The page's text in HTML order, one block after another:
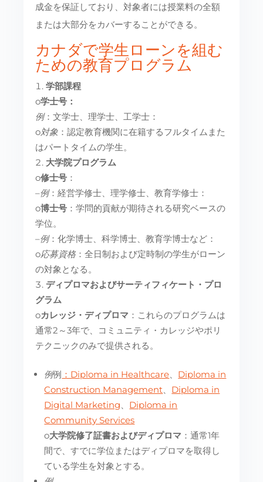
成金を保証しており、対象者には授業料の全額
または大部分をカバーすることができる。
カナダで学生ローンを組む
ための教育プログラム
学部課程
o学士号：
例：文学士、理学士、工学士：
o対象 ：認定教育機関に在籍するフルタイムまた
はパートタイムの学生。
大学院プログラム
o修士号 ：
–例：経営学修士、理学修士、教育学修士：
o博士号 ：学問的貢献が期待される研究ベースの
学位。
–例：化学博士、科学博士、教育学博士など：
o応募資格 ：全日制および定時制の学生がローン
の対象となる。
ディプロマおよびサーティフィケート・プロ
グラム
oカレッジ・ディプロマ ：これらのプログラムは
通常2～3年で、コミュニティ・カレッジやポリ
テクニックのみで提供される。
例例 ：Diploma in Healthcare、 Diploma in
Construction Management、 Diploma in
Digital Marketing、 Diploma in
Community Services
o大学院修了証書およびディプロマ ：通常1年
間で、すでに学位またはディプロマを取得し
ている学生を対象とする。